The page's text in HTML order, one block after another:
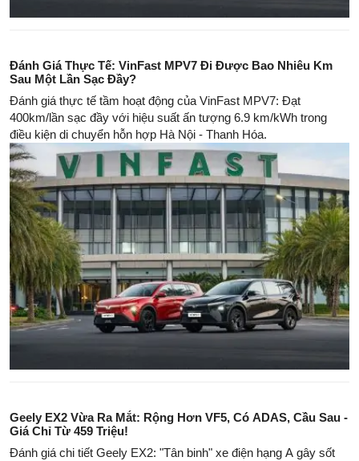
Đánh Giá Thực Tế: VinFast MPV7 Đi Được Bao Nhiêu Km
Sau Một Lần Sạc Đầy?
Đánh giá thực tế tầm hoạt động của VinFast MPV7: Đạt
400km/lần sạc đầy với hiệu suất ấn tượng 6.9 km/kWh trong
điều kiện di chuyển hỗn hợp Hà Nội - Thanh Hóa.
Geely EX2 Vừa Ra Mắt: Rộng Hơn VF5, Có ADAS, Cầu Sau -
Giá Chỉ Từ 459 Triệu!
Đánh giá chi tiết Geely EX2: "Tân binh" xe điện hạng A gây sốt